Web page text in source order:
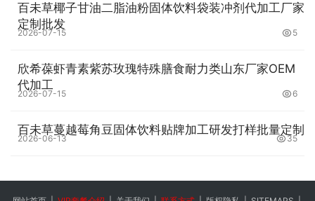
百未草椰子甘油二脂油粉固体饮料袋装冲剂代加工厂家
定制批发
2026-07-15 5
欣希葆虾青素紫苏玫瑰特殊膳食耐力类山东厂家OEM
代加工
2026-07-15 6
百未草蔓越莓角豆固体饮料贴牌加工研发打样批量定制
2026-06-13 35